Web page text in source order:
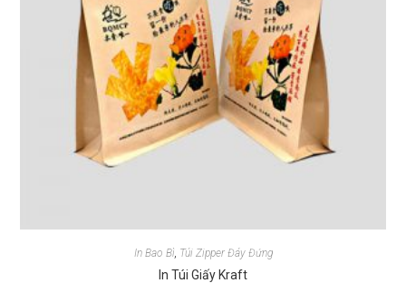
In Bao Bì, Túi Zipper Đáy Đứng
In Túi Giấy Kraft